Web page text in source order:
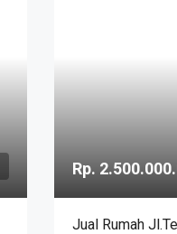
Rp.
Jual Rumah